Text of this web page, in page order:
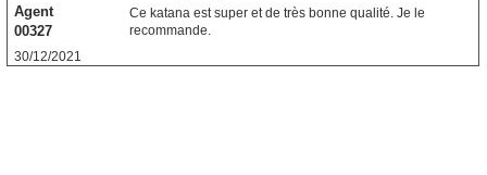
Agent
00327
30/12/2021
Ce katana est super et de très bonne qualité. Je le
recommande.